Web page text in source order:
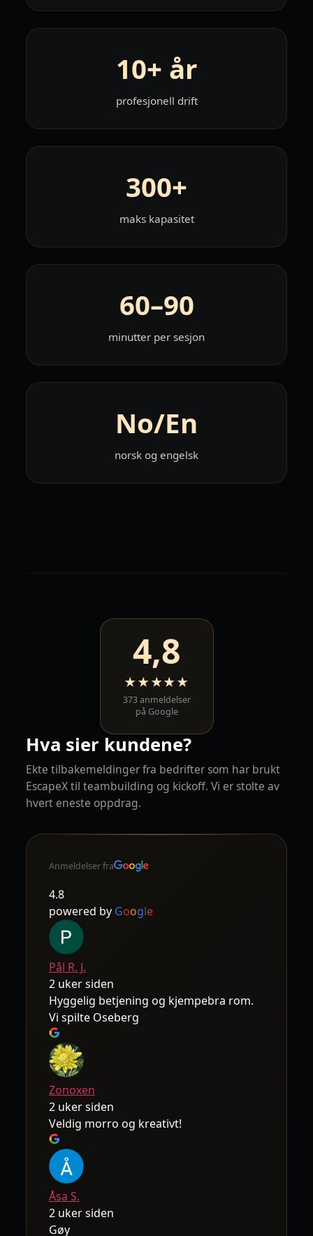
10+ år
profesjonell drift
300+
maks kapasitet
60–90
minutter per sesjon
No/En
norsk og engelsk
4,8
★★★★★
373 anmeldelser
på Google
Hva sier kundene?
Ekte tilbakemeldinger fra bedrifter som har brukt
EscapeX til teambuilding og kickoff. Vi er stolte av
hvert eneste oppdrag.
Anmeldelser fra
4.8
powered by Google
Pål R. J.
2 uker siden
Hyggelig betjening og kjempebra rom.
Vi spilte Oseberg
Zonoxen
2 uker siden
Veldig morro og kreativt!
Åsa S.
2 uker siden
Gøy